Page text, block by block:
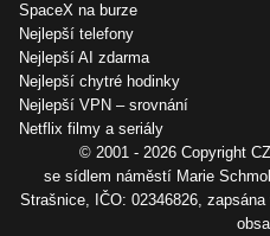
SpaceX na burze
Nejlepší telefony
Nejlepší AI zdarma
Nejlepší chytré hodinky
Nejlepší VPN – srovnání
Netflix filmy a seriály
© 2001 - 2026 Copyright
se sídlem náměstí Marie
Strašnice, IČO: 02346826,